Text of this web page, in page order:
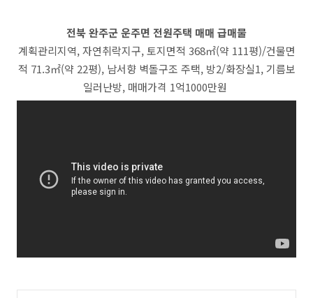
전북 완주군 운주면 전원주택 매매 급매물
계획관리지역, 자연취락지구, 토지면적 368㎡(약 111평)/건물면
적 71.3㎡(약 22평), 남서향 벽돌구조 주택, 방2/화장실1, 기름보
일러난방, 매매가격 1억1000만원